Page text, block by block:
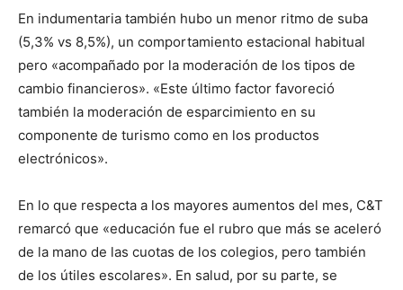
En indumentaria también hubo un menor ritmo de suba
(5,3% vs 8,5%), un comportamiento estacional habitual
pero «acompañado por la moderación de los tipos de
cambio financieros». «Este último factor favoreció
también la moderación de esparcimiento en su
componente de turismo como en los productos
electrónicos».
En lo que respecta a los mayores aumentos del mes, C&T
remarcó que «educación fue el rubro que más se aceleró
de la mano de las cuotas de los colegios, pero también
de los útiles escolares». En salud, por su parte, se